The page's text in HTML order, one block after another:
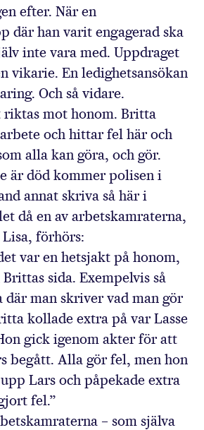
efter. När en
där han varit engagerad ska
inte vara med. Uppdraget
vikarie. En ledighetsansökan
Och så vidare.
mot honom. Britta
och hittar fel här och
alla kan göra, och gör.
är död kommer polisen i
annat skriva så här i
då en av arbetskamraterna,
förhörs:
var en hetsjakt på honom,
sida. Exempelvis så
där man skriver vad man gör
kollade extra på var Lasse
gick igenom akter för att
begått. Alla gör fel, men hon
Lars och påpekade extra
fel.”
– som själva